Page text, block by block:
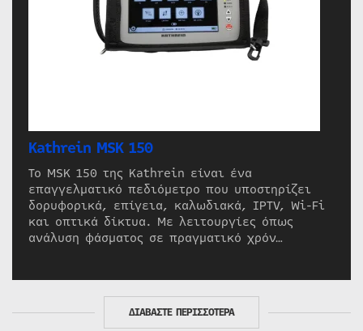
Kathrein MSK 150
Το MSK 150 της Kathrein είναι ένα
επαγγελματικό πεδιόμετρο που υποστηρίζει
δορυφορικά, επίγεια, καλωδιακά, IPTV, Wi-Fi
και οπτικά δίκτυα. Με λειτουργίες όπως
ανάλυση φάσματος σε πραγματικό χρόν…
ΔΙΑΒΑΣΤΕ ΠΕΡΙΣΣΟΤΕΡΑ